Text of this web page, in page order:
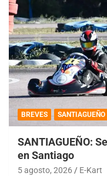
BREVES SANTIAGUEÑO
SANTIAGUEÑO:
en Santiago
5 agosto, 2026 E-Kart